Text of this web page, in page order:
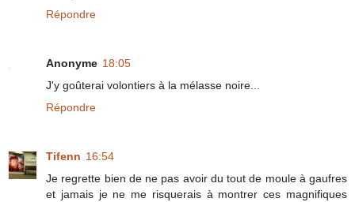
Répondre
Anonyme 18:05
J'y goûterai volontiers à la mélasse noire...
Répondre
Tifenn 16:54
Je regrette bien de ne pas avoir du tout de moule à gaufres
et jamais je ne me risquerais à montrer ces magnifiques